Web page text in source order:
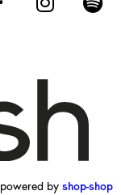
powered by shop-shop ©️